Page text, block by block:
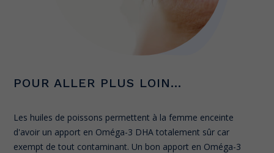
POUR ALLER PLUS LOIN...
Les huiles de poissons permettent à la femme enceinte
d'avoir un apport en Oméga-3 DHA totalement sûr car
exempt de tout contaminant. Un bon apport en Oméga-3